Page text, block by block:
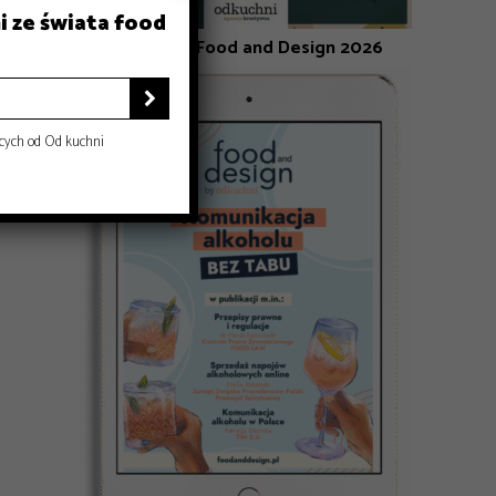
Kalendarz Food and Design 2026
ze świata food

od Od kuchni